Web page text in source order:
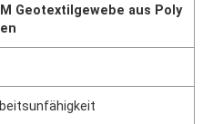
Geotextilgewebe aus Poly